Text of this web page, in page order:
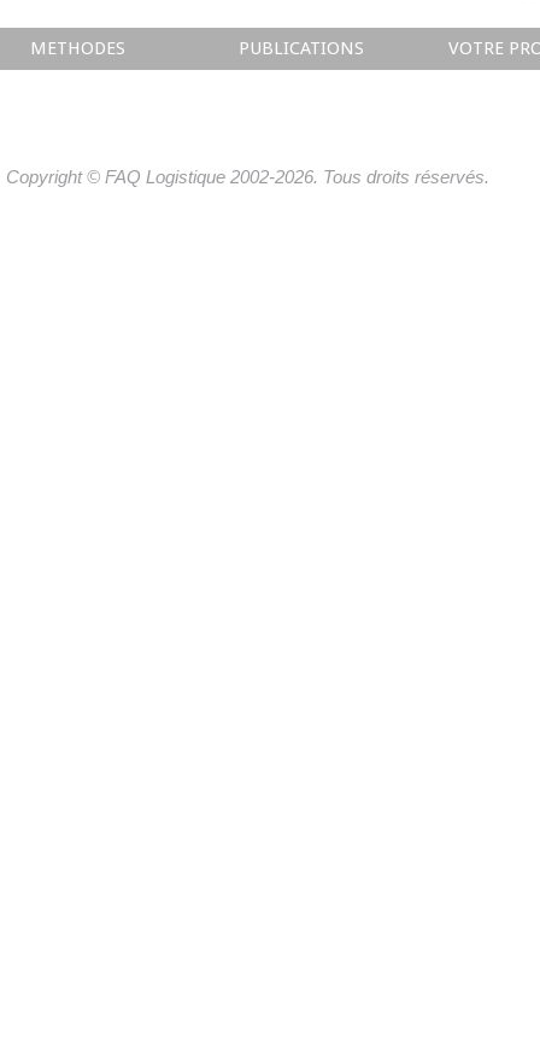
METHODES PUBLICATIONS VOTRE
Copyright © FAQ Logistique 2002-2026. Tous droits réservés.